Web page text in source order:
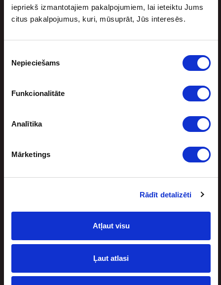
iepriekš izmantotajiem pakalpojumiem, lai ieteiktu Jums
citus pakalpojumus, kuri, mūsuprāt, Jūs interesēs.
izvēle
Nepieciešams
Funkcionalitāte
Analītika
Mārketings
Rādīt detalizēti
Atļaut visu
Ļaut atlasi
Sporta bonuss
BEZRISKA LIKMES UN NAUDAS ATMAKSA